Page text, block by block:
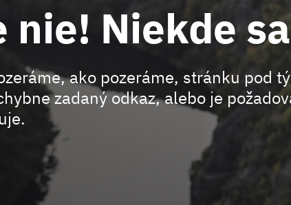
nie! Niekde
ako pozeráme, stránku pod
zadaný odkaz, alebo je